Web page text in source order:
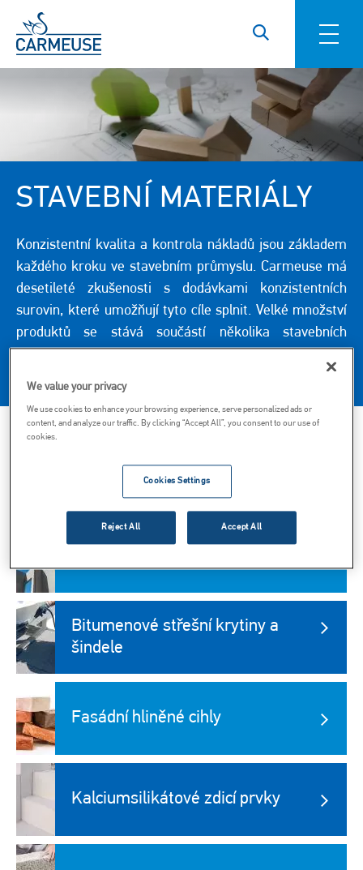
Přejít k hlavnímu obsahu
STAVEBNÍ MATERIÁLY
Konzistentní kvalita a kontrola nákladů jsou základem
každého kroku ve stavebním průmyslu. Carmeuse má
desetileté zkušenosti s dodávkami konzistentních
surovin, které umožňují tyto cíle splnit. Velké množství
produktů se stává součástí několika stavebních
materiálů, které umožňují tvorbu našich domovů,
Autoklávovaný pórobeton (AAC)
Obrázek
Bitumenové střešní krytiny a
šindele
Fasádní hliněné cihly
Kalciumsilikátové zdicí prvky
We value your privacy
We use cookies to enhance your browsing experience, serve personalized ads or
content, and analyze our traffic. By clicking “Accept All”, you consent to our use of
cookies.
Cookies Settings
Reject All Accept All